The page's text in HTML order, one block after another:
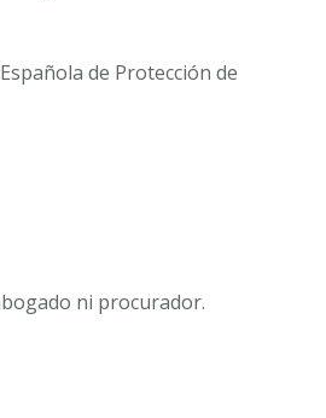
de Protección de
ni procurador.